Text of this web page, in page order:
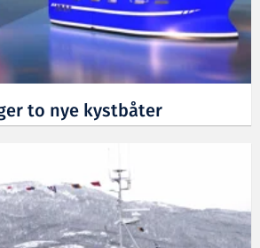
to nye kystbåter